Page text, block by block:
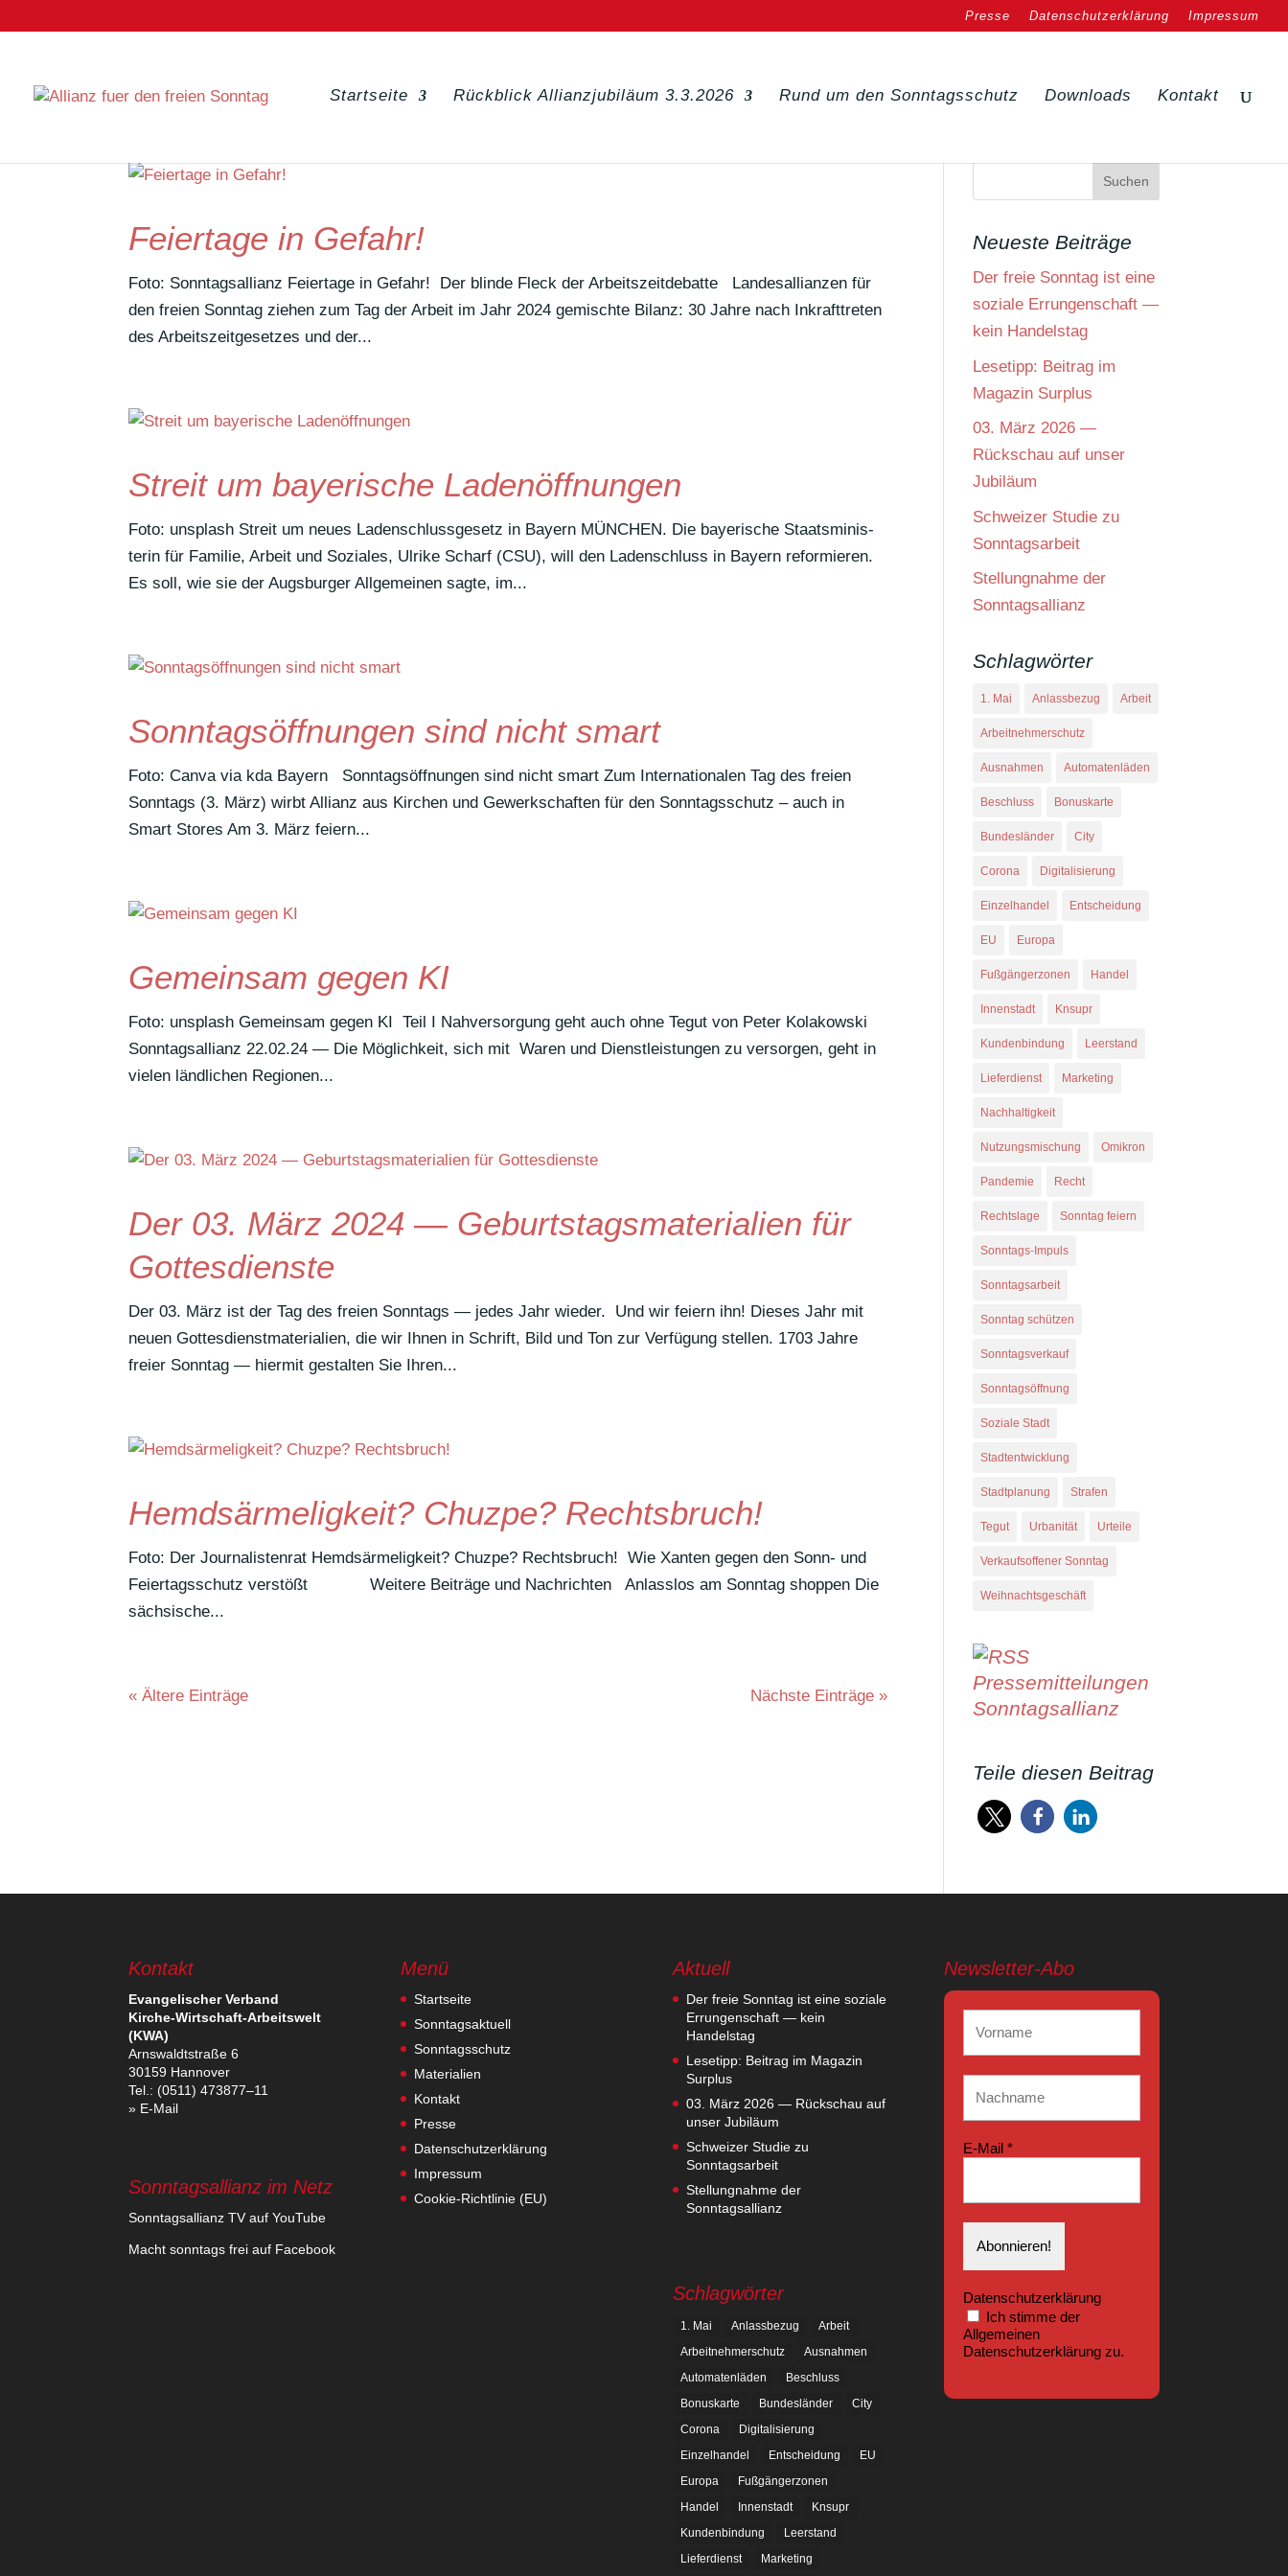
Presse Datenschutzerklärung Impressum
Startseite Rückblick Allianzjubiläum 3.3.2026 Rund um den Sonntagsschutz Downloads Kontakt
Feiertage in Gefahr!
Foto: Sonn­tags­al­lianz Feier­tage in Gefahr! Der blinde Fleck der Arbeitszeitdebatte Landes­al­li­anzen für
den freien Sonntag ziehen zum Tag der Arbeit im Jahr 2024 gemischte Bilanz: 30 Jahre nach Inkraft­treten
des Arbeits­zeit­ge­setzes und der...
Streit um bayerische Ladenöffnungen
Foto: unsplash Streit um neues Laden­schluss­ge­setz in Bayern MÜNCHEN. Die baye­ri­sche Staats­mi­nis­
terin für Familie, Arbeit und Soziales, Ulrike Scharf (CSU), will den Laden­schluss in Bayern refor­mieren.
Es soll, wie sie der Augs­burger Allge­meinen sagte, im...
Sonntagsöffnungen sind nicht smart
Foto: Canva via kda Bayern Sonn­tags­öff­nungen sind nicht smart Zum Inter­na­tio­nalen Tag des freien
Sonn­tags (3. März) wirbt Allianz aus Kirchen und Gewerk­schaften für den Sonn­tags­schutz – auch in
Smart Stores Am 3. März feiern...
Gemeinsam gegen KI
Foto: unsplash Gemeinsam gegen KI Teil I Nahver­sor­gung geht auch ohne Tegut von Peter Kolakowski
Sonn­tags­al­lianz 22.02.24 — Die Möglich­keit, sich mit Waren und Dienst­leis­tungen zu versorgen, geht in
vielen länd­li­chen Regionen...
Der 03. März 2024 — Geburtstagsmaterialien für
Gottesdienste
Der 03. März ist der Tag des freien Sonn­tags — jedes Jahr wieder. Und wir feiern ihn! Dieses Jahr mit
neuen Gottes­dienst­ma­te­ria­lien, die wir Ihnen in Schrift, Bild und Ton zur Verfü­gung stellen. 1703 Jahre
freier Sonntag — hiermit gestalten Sie Ihren...
Hemdsärmeligkeit? Chuzpe? Rechtsbruch!
Foto: Der Journalistenrat Hemds­är­me­lig­keit? Chuzpe? Rechtsbruch! Wie Xanten gegen den Sonn- und
Feier­tags­schutz verstößt Weitere Beiträge und Nachrichten Anlasslos am Sonntag shoppen Die
säch­si­sche...
« Ältere Einträge Nächste Einträge »
Neueste Beiträge
Der freie Sonntag ist eine
soziale Errungenschaft —
kein Handelstag
Lesetipp: Beitrag im
Magazin Surplus
03. März 2026 —
Rückschau auf unser
Jubiläum
Schweizer Studie zu
Sonntagsarbeit
Stellungnahme der
Sonntagsallianz
Schlagwörter
1. Mai Anlassbezug Arbeit
Arbeitnehmerschutz
Ausnahmen Automatenläden
Beschluss Bonuskarte
Bundesländer City
Corona Digitalisierung
Einzelhandel Entscheidung
EU Europa
Fußgängerzonen Handel
Innenstadt Knsupr
Kundenbindung Leerstand
Lieferdienst Marketing
Nachhaltigkeit
Nutzungsmischung Omikron
Pandemie Recht
Rechtslage Sonntag feiern
Sonntags-Impuls
Sonntagsarbeit
Sonntag schützen
Sonntagsverkauf
Sonntagsöffnung
Soziale Stadt
Stadtentwicklung
Stadtplanung Strafen
Tegut Urbanität Urteile
Verkaufsoffener Sonntag
Weihnachtsgeschäft
Pressemitteilungen
Sonntagsallianz
Teile diesen Beitrag
Kontakt
Evan­ge­li­scher Verband
Kirche-Wirt­schaft-Arbeits­welt
(KWA)
Arns­waldt­straße 6
30159 Hannover
Tel.: (0511) 473877–11
» E‑Mail
Sonntagsallianz im Netz
Sonn­tags­al­lianz TV auf YouTube
Macht sonn­tags frei auf Facebook
Menü
Startseite
Sonntagsaktuell
Sonntagsschutz
Materialien
Kontakt
Presse
Datenschutzerklärung
Impressum
Cookie-Richtlinie (EU)
Aktuell
Der freie Sonntag ist eine soziale
Errungenschaft — kein
Handelstag
Lesetipp: Beitrag im Magazin
Surplus
03. März 2026 — Rückschau auf
unser Jubiläum
Schweizer Studie zu
Sonntagsarbeit
Stellungnahme der
Sonntagsallianz
Schlagwörter
1. Mai Anlassbezug
Arbeit
Arbeitnehmerschutz
Ausnahmen
Automatenläden
Beschluss
Bonuskarte
Bundesländer
City
Corona
Digitalisierung
Einzelhandel
Entscheidung
EU
Europa
Fußgängerzonen
Handel
Innenstadt
Knsupr
Kundenbindung
Leerstand
Lieferdienst
Marketing
Newsletter-Abo
E-Mail*
Datenschutzerklärung
Ich stimme der
Allgemeinen
Datenschutzerklärung zu.